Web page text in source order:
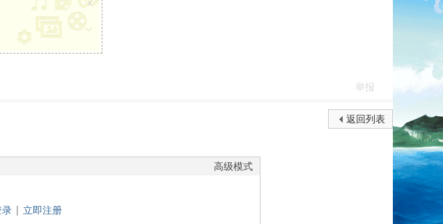
x
举报
返回列表
高级模式
| 立即注册